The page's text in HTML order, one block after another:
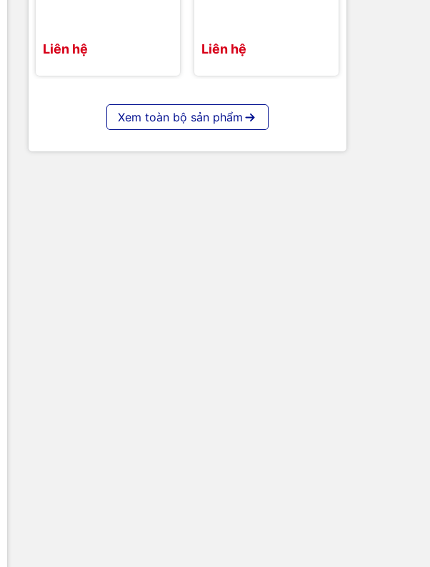
Liên hệ Liên hệ
Xem toàn bộ sản phẩm